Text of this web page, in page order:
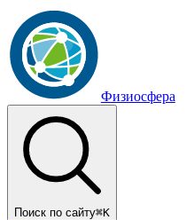
Физиосфера
Поиск по сайту⌘K